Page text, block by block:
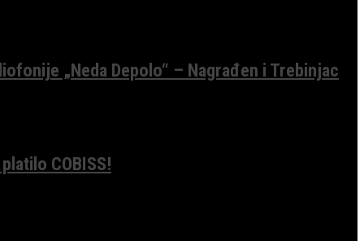
„Neda Depolo“ – Nagrađen i Trebinjac
COBISS!